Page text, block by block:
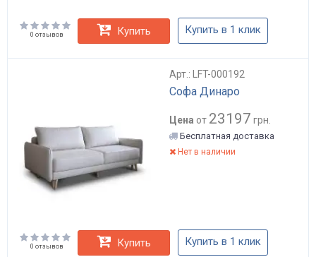
0 отзывов Купить Купить в 1 клик
Арт.: LFT-000192
Софа Динаро
Цена от 23197 грн.
Бесплатная доставка
Нет в наличии
0 отзывов Купить Купить в 1 клик